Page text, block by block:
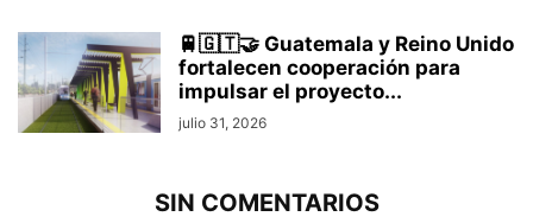
🚆🇬🇹🤝 Guatemala y Reino Unido
fortalecen cooperación para
impulsar el proyecto...
julio 31, 2026
SIN COMENTARIOS